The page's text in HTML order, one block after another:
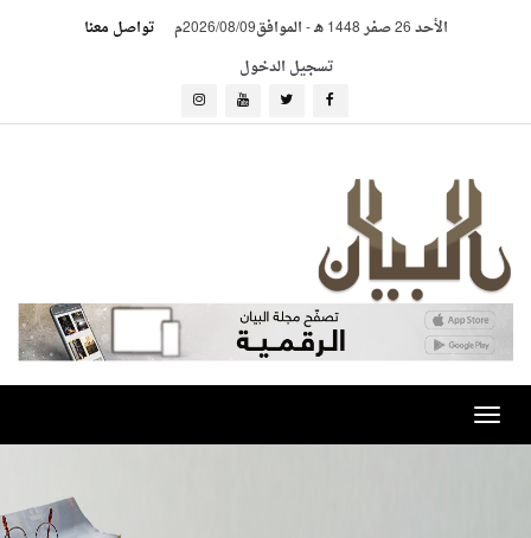
الأحد 26 صفر 1448 هـ -الموافق2026/08/09م
تواصل معنا
تسجيل الدخول
Toggle
navigation